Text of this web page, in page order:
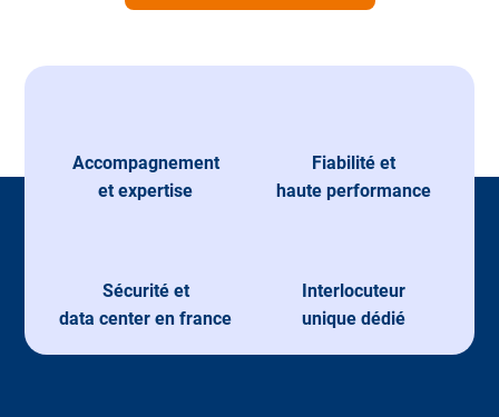
Accompagnement
et expertise
Fiabilité et
haute performance
Sécurité et
data center en france
Interlocuteur
unique dédié